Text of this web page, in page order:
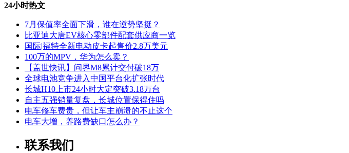
24小时热文
7月保值率全面下滑，谁在逆势坚挺？
比亚迪大唐EV核心零部件配套供应商一览
国际|福特全新电动皮卡起售价2.8万美元
100万的MPV，华为怎么卖？
【盖世快讯】问界M8累计交付破18万
全球电池竞争进入中国平台化扩张时代
长城H10上市24小时大定突破3.18万台
自主五强销量复盘，长城位置保得住吗
电车修车费贵，但让车主崩溃的不止这个
电车大增，养路费缺口怎么办？
联系我们